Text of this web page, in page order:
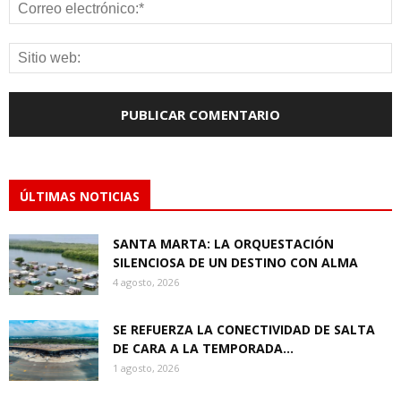
ÚLTIMAS NOTICIAS
SANTA MARTA: LA ORQUESTACIÓN
SILENCIOSA DE UN DESTINO CON ALMA
4 agosto, 2026
SE REFUERZA LA CONECTIVIDAD DE SALTA
DE CARA A LA TEMPORADA...
1 agosto, 2026